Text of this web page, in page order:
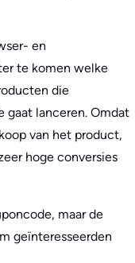
en
te komen welke
die
gaat lanceren. Omdat
van het product,
hoge conversies
maar de
geïnteresseerden